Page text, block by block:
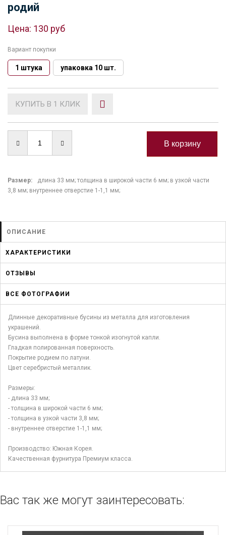
родий
Цена: 130 руб
Вариант покупки
1 штука упаковка 10 шт.
КУПИТЬ В 1 КЛИК
Размер:
длина 33 мм; толщина в широкой части 6 мм; в узкой части
3,8 мм; внутреннее отверстие 1-1,1 мм;
ОПИСАНИЕ
ХАРАКТЕРИСТИКИ
ОТЗЫВЫ
ВСЕ ФОТОГРАФИИ
Длинные декоративные бусины из металла для изготовления
украшений.
Бусина выполнена в форме тонкой изогнутой капли.
Гладкая полированная поверхность.
Покрытие родием по латуни.
Цвет серебристый металлик.
Размеры:
- длина 33 мм;
- толщина в широкой части 6 мм;
- толщина в узкой части 3,8 мм;
- внутреннее отверстие 1-1,1 мм;
Производство: Южная Корея.
Качественная фурнитура Премиум класса.
Вас так же могут заинтересовать: